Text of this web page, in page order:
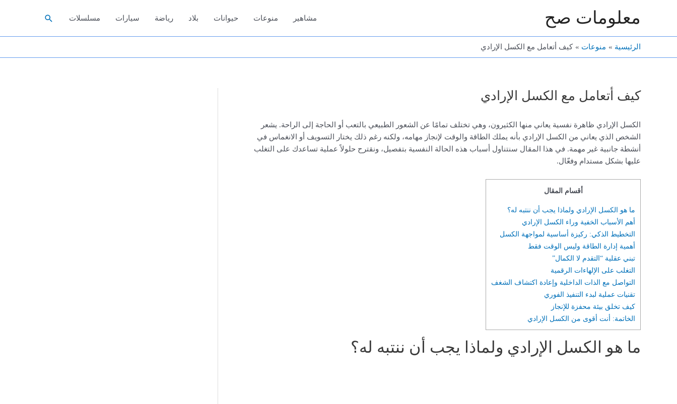
معلومات صح مشاهير منوعات حيوانات بلاد رياضة سيارات مسلسلات البحث
الرئيسية منوعات كيف أتعامل مع الكسل الإرادي
كيف أتعامل مع الكسل الإرادي
الكسل الإرادي ظاهرة نفسية يعاني منها الكثيرون، وهي تختلف تمامًا عن الشعور الطبيعي بالتعب أو الحاجة إلى الراحة. يشعر
الشخص الذي يعاني من الكسل الإرادي بأنه يملك الطاقة والوقت لإنجاز مهامه، ولكنه رغم ذلك يختار التسويف أو الانغماس في
أنشطة جانبية غير مهمة. في هذا المقال سنتناول أسباب هذه الحالة النفسية بتفصيل، ونقترح حلولاً عملية تساعدك على التغلب
عليها بشكل مستدام وفعّال.
أقسام المقال
ما هو الكسل الإرادي ولماذا يجب أن ننتبه له؟
أهم الأسباب الخفية وراء الكسل الإرادي
التخطيط الذكي: ركيزة أساسية لمواجهة الكسل
أهمية إدارة الطاقة وليس الوقت فقط
تبني عقلية “التقدم لا الكمال”
التغلب على الإلهاءات الرقمية
التواصل مع الذات الداخلية وإعادة اكتشاف الشغف
تقنيات عملية لبدء التنفيذ الفوري
كيف تخلق بيئة محفزة للإنجاز
الخاتمة: أنت أقوى من الكسل الإرادي
ما هو الكسل الإرادي ولماذا يجب أن ننتبه له؟